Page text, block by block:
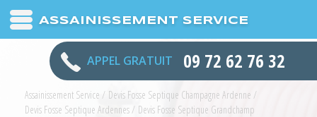
ASSAINISSEMENT SERVICE
APPEL GRATUIT 09 72 62 76 32
Assainissement Service / Devis Fosse Septique Champagne Ardenne /
Devis Fosse Septique Ardennes/ Devis Fosse Septique Grandchamp